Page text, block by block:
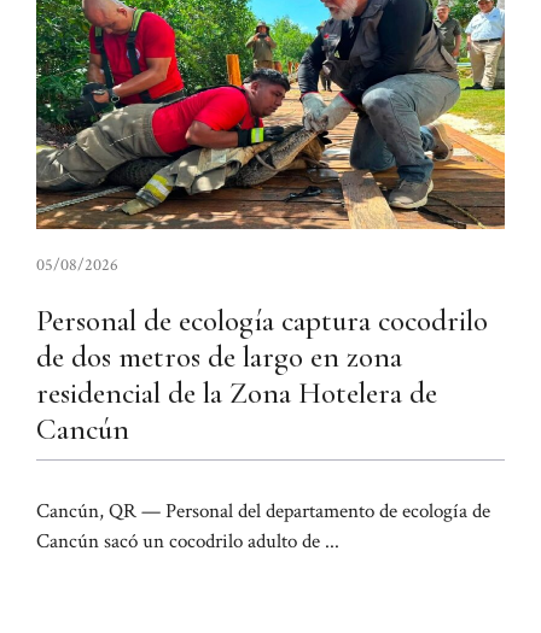
05/08/2026
Personal de ecología captura cocodrilo
de dos metros de largo en zona
residencial de la Zona Hotelera de
Cancún
Cancún, QR — Personal del departamento de ecología de
Cancún sacó un cocodrilo adulto de ...